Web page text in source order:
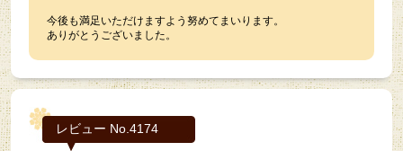
今後も満足いただけますよう努めてまいります。
ありがとうございました。
レビュー No.4174